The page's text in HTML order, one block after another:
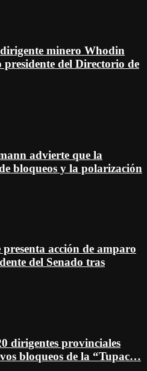
minero Whodin
presidente del Directorio de
advierte que la
bloqueos y la polarización
presenta acción de amparo
del Senado tras
dirigentes provinciales
bloqueos de la “Tupac…